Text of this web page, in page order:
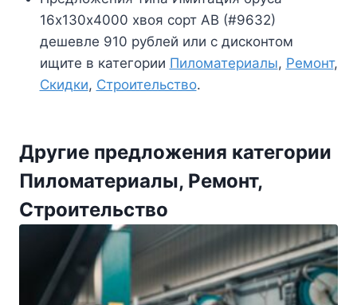
16х130х4000 хвоя сорт АВ (#9632)
дешевле 910 рублей или с дисконтом
ищите в категории Пиломатериалы, Ремонт,
Скидки, Строительство.
Другие предложения категории
Пиломатериалы, Ремонт,
Строительство